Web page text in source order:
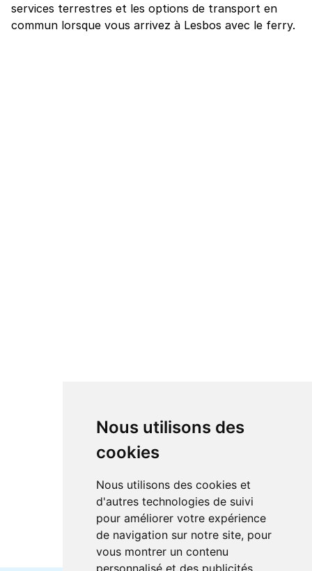
Nous utilisons des
cookies
Nous utilisons des cookies et
d'autres technologies de suivi
pour améliorer votre expérience
de navigation sur notre site, pour
vous montrer un contenu
personnalisé et des publicités
services terrestres et les options de transport en
commun lorsque vous arrivez à Lesbos avec le ferry.